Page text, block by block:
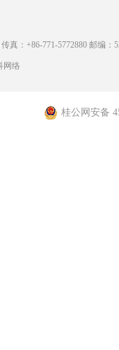
真：+86-771-5772880 邮编：
网络
桂公网安备